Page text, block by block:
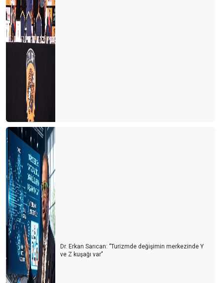
Dr. Erkan Sarıcan: ‘’Turizmde değişimin merkezinde Y
ve Z kuşağı var’’